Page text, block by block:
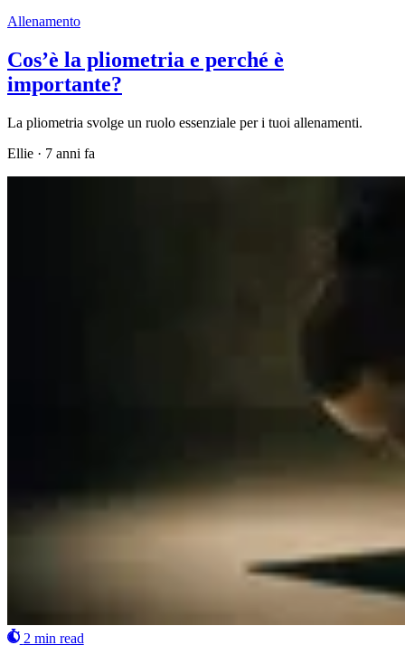
Allenamento
Cos’è la pliometria e perché è
importante?
La pliometria svolge un ruolo essenziale per i tuoi allenamenti.
Ellie · 7 anni fa
2 min read